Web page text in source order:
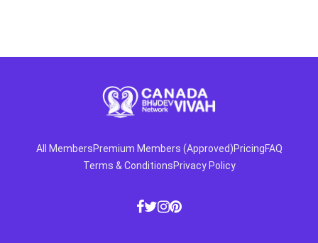
All MembersPremium Members (Approved)PricingFAQ
Terms & ConditionsPrivacy Policy